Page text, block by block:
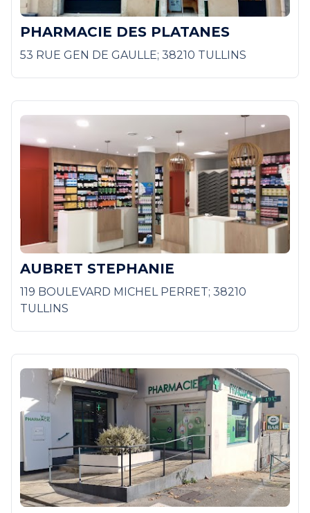
PHARMACIE DES PLATANES
53 RUE GEN DE GAULLE; 38210 TULLINS
AUBRET STEPHANIE
119 BOULEVARD MICHEL PERRET; 38210
TULLINS